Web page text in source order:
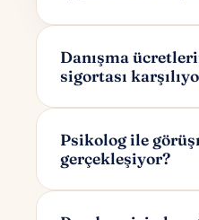
Danışma
sigortası
sunmaktadır; bu
sigortaları
Psikolog ile
gerçekleşiyor?